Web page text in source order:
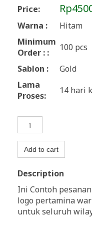
Price:
Warna :
Hitam
Minimum
Order : :
100 pcs
Sablon :
Gold
Lama
Proses:
14 hari
Add to cart
Description
Ini Contoh
logo pertamina
untuk seluruh